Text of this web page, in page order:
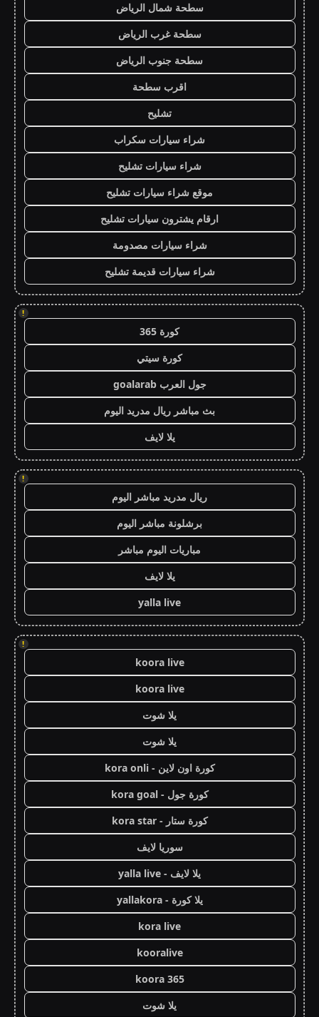
سطحة شمال الرياض
سطحة غرب الرياض
سطحة جنوب الرياض
اقرب سطحة
تشليح
شراء سيارات سكراب
شراء سيارات تشليح
موقع شراء سيارات تشليح
ارقام يشترون سيارات تشليح
شراء سيارات مصدومة
شراء سيارات قديمة تشليح
!
كورة 365
كورة سيتي
جول العرب goalarab
بث مباشر ريال مدريد اليوم
يلا لايف
!
ريال مدريد مباشر اليوم
برشلونة مباشر اليوم
مباريات اليوم مباشر
يلا لايف
yalla live
!
koora live
koora live
يلا شوت
يلا شوت
كورة اون لاين - kora onli
كورة جول - kora goal
كورة ستار - kora star
سوريا لايف
يلا لايف - yalla live
يلا كورة - yallakora
kora live
kooralive
koora 365
يلا شوت